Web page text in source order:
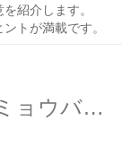
紹介します。
トが満載です。
米ぬか嫌気ボカシ肥作りでミョウバンや鉄粉を入れると反応は加速するか？